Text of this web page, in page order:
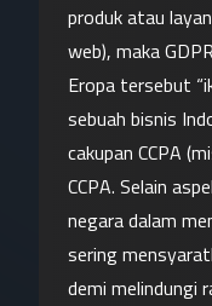
produk atau
web), maka
Eropa tersebut
sebuah bisnis
cakupan CCPA
CCPA. Selain
negara dalam
sering
demi melindungi